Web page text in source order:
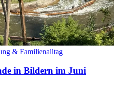
& Familienalltag
in Bildern im Juni